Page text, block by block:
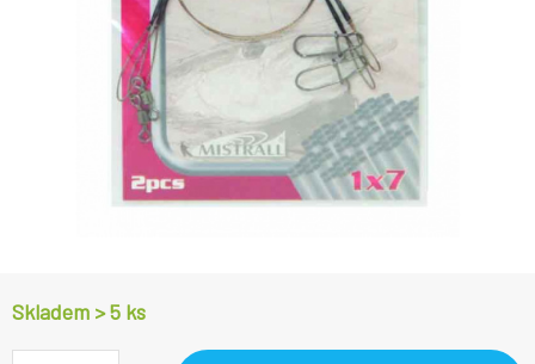
Skladem > 5 ks